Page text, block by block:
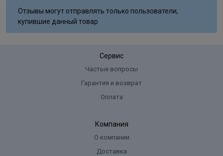
Отзывы могут отправлять только пользователи,
купившие данный товар
Сервис
Частые вопросы
Гарантия и возврат
Оплата
Компания
О компании
Доставка